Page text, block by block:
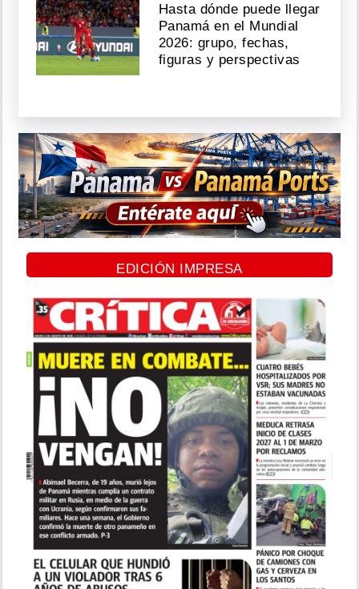
Hasta dónde puede llegar
Panamá en el Mundial
2026: grupo, fechas,
figuras y perspectivas
EDICIÓN IMPRESA